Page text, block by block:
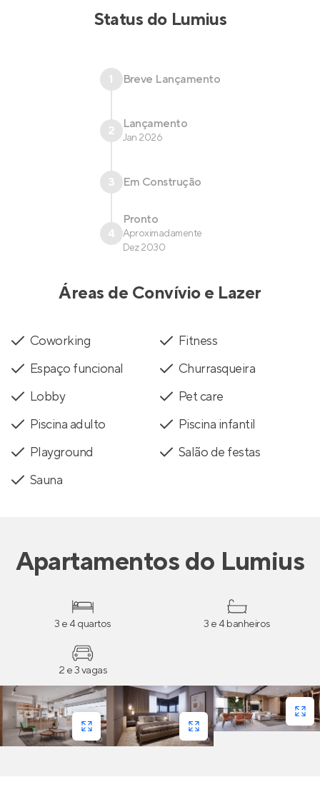
Status do Lumius
1 Breve Lançamento
2 Lançamento
Jan 2026
3 Em Construção
4
Pronto
Aproximadamente
Dez 2030
Áreas de Convívio e Lazer
Coworking
Fitness
Espaço funcional
Churrasqueira
Lobby
Pet care
Piscina adulto
Piscina infantil
Playground
Salão de festas
Sauna
Apartamentosdo Lumius
3 e 4 quartos 3 e 4 banheiros
2 e 3 vagas